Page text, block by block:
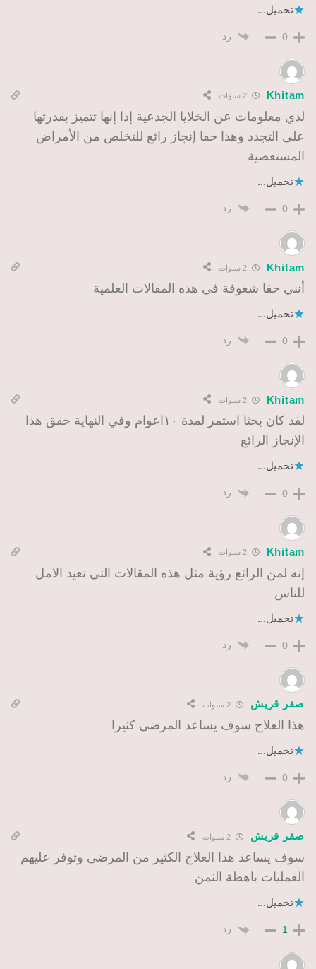
تحميل...
0 رد
Khitam 2 سنوات
لدي معلومات عن الخلايا الجذعية إذا إنها تتميز بقدرتها
على التجدد وهذا حقا إنجاز رائع للتخلص من الأمراض
المستعصية
تحميل...
0 رد
Khitam 2 سنوات
أنني حقا شغوفة في هذه المقالات العلمية
تحميل...
0 رد
Khitam 2 سنوات
لقد كان بحثا استمر لمدة ١٠اعوام وفي النهاية حقق هذا
الإنجاز الرائع
تحميل...
0 رد
Khitam 2 سنوات
إنه لمن الرائع رؤية مثل هذه المقالات التي تعيد الامل
للناس
تحميل...
0 رد
صقر قريش
هذا العلاج سوف يساعد المرضى كثيرا
تحميل...
0 رد
صقر قريش
سوف يساعد هذا العلاج الكثير من المرضى وتوفر عليهم
العمليات باهظة الثمن
تحميل...
1 رد